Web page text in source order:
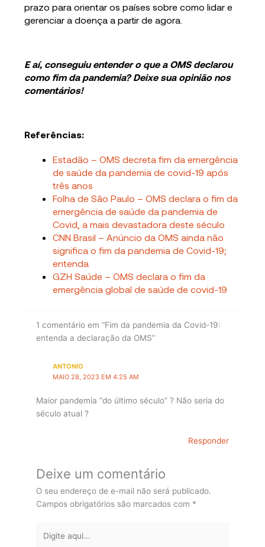
prazo para orientar os países sobre como lidar e
gerenciar a doença a partir de agora.
E aí, conseguiu entender o que a OMS declarou
como fim da pandemia? Deixe sua opinião nos
comentários!
Referências:
Estadão – OMS decreta fim da emergência
de saúde da pandemia de covid-19 após
três anos
Folha de São Paulo – OMS declara o fim da
emergência de saúde da pandemia de
Covid, a mais devastadora deste século
CNN Brasil – Anúncio da OMS ainda não
significa o fim da pandemia de Covid-19;
entenda
GZH Saúde – OMS declara o fim da
emergência global de saúde de covid-19
1 comentário em “Fim da pandemia da Covid-19:
entenda a declaração da OMS”
ANTONIO
MAIO 28, 2023 EM 4:25 AM
Maior pandemia “do último século” ? Não seria do
século atual ?
Responder
Deixe um comentário
O seu endereço de e-mail não será publicado.
Campos obrigatórios são marcados com *
aqui...